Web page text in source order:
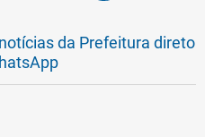
da Prefeitura direto